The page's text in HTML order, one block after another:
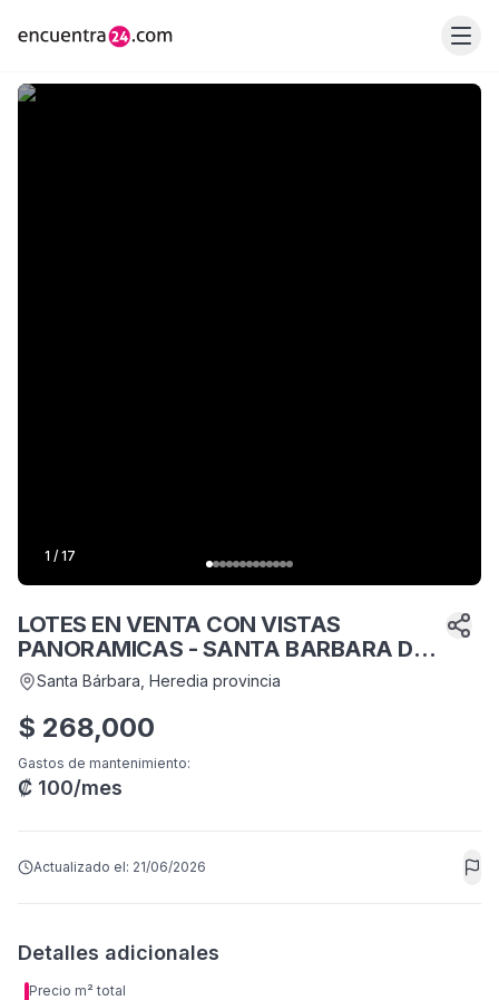
1 / 17
LOTES EN VENTA CON VISTAS
PANORAMICAS - SANTA BARBARA DE
HEREDIA
Santa Bárbara , Heredia provincia
$ 268,000
Gastos de mantenimiento:
₡ 100/mes
Actualizado el: 21/06/2026
Detalles adicionales
Precio m² total